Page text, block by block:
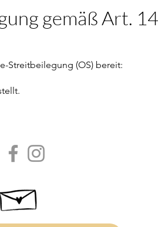
gemäß Art.
Streitbeilegung (OS) bereit: